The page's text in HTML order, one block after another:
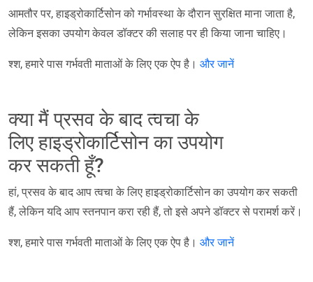
आमतौर पर, हाइड्रोकार्टिसोन को गर्भावस्था के दौरान सुरक्षित माना जाता है,
लेकिन इसका उपयोग केवल डॉक्टर की सलाह पर ही किया जाना चाहिए।
श्श, हमारे पास गर्भवती माताओं के लिए एक ऐप है। और जानें
क्या मैं प्रसव के बाद त्वचा के
लिए हाइड्रोकार्टिसोन का उपयोग
कर सकती हूँ?
हां, प्रसव के बाद आप त्वचा के लिए हाइड्रोकार्टिसोन का उपयोग कर सकती
हैं, लेकिन यदि आप स्तनपान करा रही हैं, तो इसे अपने डॉक्टर से परामर्श करें।
श्श, हमारे पास गर्भवती माताओं के लिए एक ऐप है। और जानें